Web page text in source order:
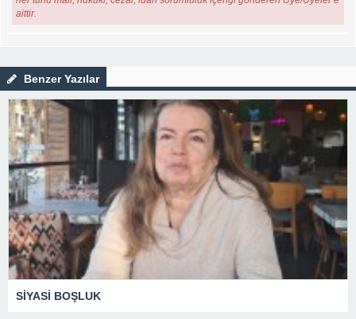
aittir.
Benzer Yazılar
SİYASİ BOŞLUK